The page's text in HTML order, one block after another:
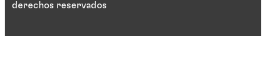
derechos reservados